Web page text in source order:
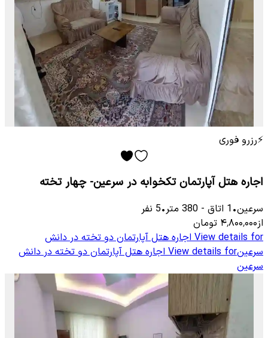
⚡رزرو فوری
اجاره هتل آپارتمان تکخوابه در سرعین- چهار تخته
سرعین•
1 اتاق -
380 متر•
5 نفر
از۴٬۸۰۰٬۰۰۰ تومان
View details for اجاره هتل آپارتمان دو تخته در دانش
سرعینView details for اجاره هتل آپارتمان دو تخته در دانش
سرعین